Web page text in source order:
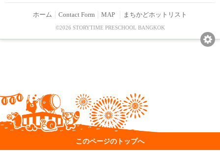
ホーム Contact Form MAP まちかどホットリスト
©2026 STORYTIME PRESCHOOL BANGKOK
このページのトップへ